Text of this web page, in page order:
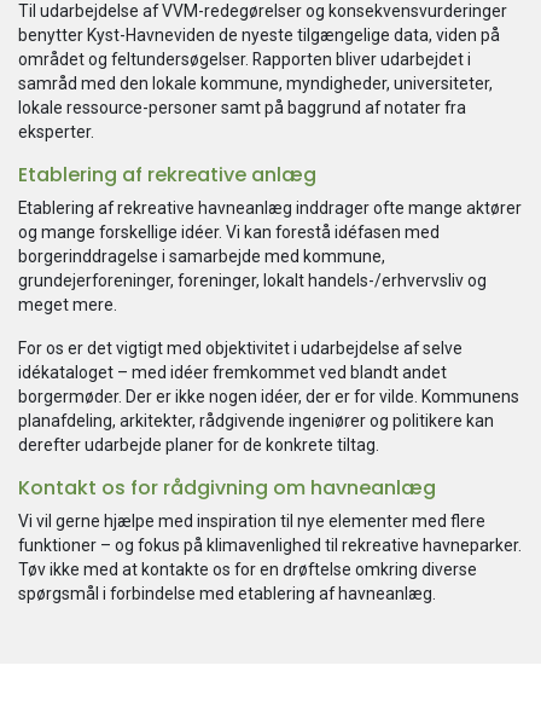
Til udarbejdelse af VVM-redegørelser og konsekvensvurderinger
benytter Kyst-Havneviden de nyeste tilgængelige data, viden på
området og feltundersøgelser. Rapporten bliver udarbejdet i
samråd med den lokale kommune, myndigheder, universiteter,
lokale ressource-personer samt på baggrund af notater fra
eksperter.
Etablering af rekreative anlæg
Etablering af rekreative havneanlæg inddrager ofte mange aktører
og mange forskellige idéer. Vi kan forestå idéfasen med
borgerinddragelse i samarbejde med kommune,
grundejerforeninger, foreninger, lokalt handels-/erhvervsliv og
meget mere.
For os er det vigtigt med objektivitet i udarbejdelse af selve
idékataloget – med idéer fremkommet ved blandt andet
borgermøder. Der er ikke nogen idéer, der er for vilde. Kommunens
planafdeling, arkitekter, rådgivende ingeniører og politikere kan
derefter udarbejde planer for de konkrete tiltag.
Kontakt os for rådgivning om havneanlæg
Vi vil gerne hjælpe med inspiration til nye elementer med flere
funktioner – og fokus på klimavenlighed til rekreative havneparker.
Tøv ikke med at kontakte os for en drøftelse omkring diverse
spørgsmål i forbindelse med etablering af havneanlæg.